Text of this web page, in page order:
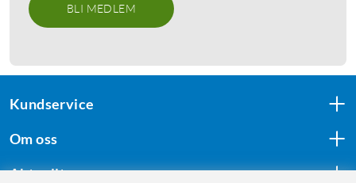
BLI MEDLEM
Kundservice
Om oss
Aktuellt